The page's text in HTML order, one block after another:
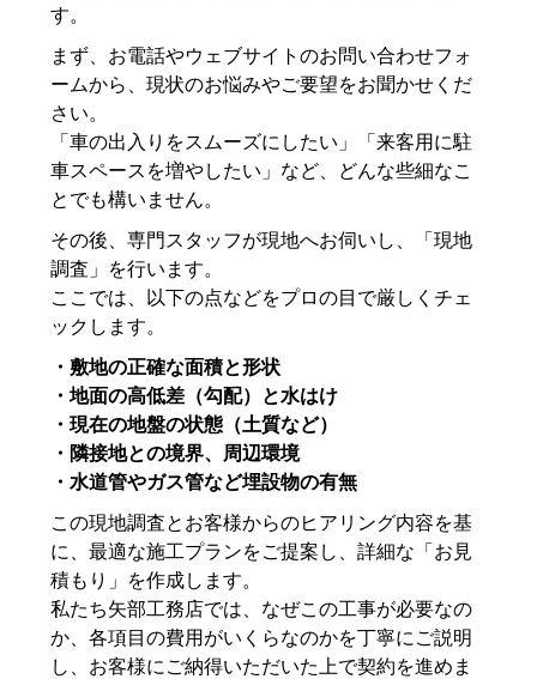
す。
まず、お電話やウェブサイトのお問い合わせフォ
ームから、現状のお悩みやご要望をお聞かせくだ
さい。
「車の出入りをスムーズにしたい」「来客用に駐
車スペースを増やしたい」など、どんな些細なこ
とでも構いません。
その後、専門スタッフが現地へお伺いし、「現地
調査」を行います。
ここでは、以下の点などをプロの目で厳しくチェ
ックします。
・敷地の正確な面積と形状
・地面の高低差（勾配）と水はけ
・現在の地盤の状態（土質など）
・隣接地との境界、周辺環境
・水道管やガス管など埋設物の有無
この現地調査とお客様からのヒアリング内容を基
に、最適な施工プランをご提案し、詳細な「お見
積もり」を作成します。
私たち矢部工務店では、なぜこの工事が必要なの
か、各項目の費用がいくらなのかを丁寧にご説明
し、お客様にご納得いただいた上で契約を進めま